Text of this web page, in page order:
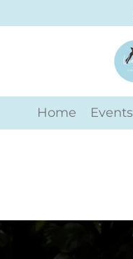
Home Events